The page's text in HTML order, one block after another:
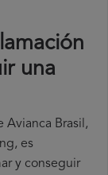
una
Avianca Brasil,
es
y conseguir